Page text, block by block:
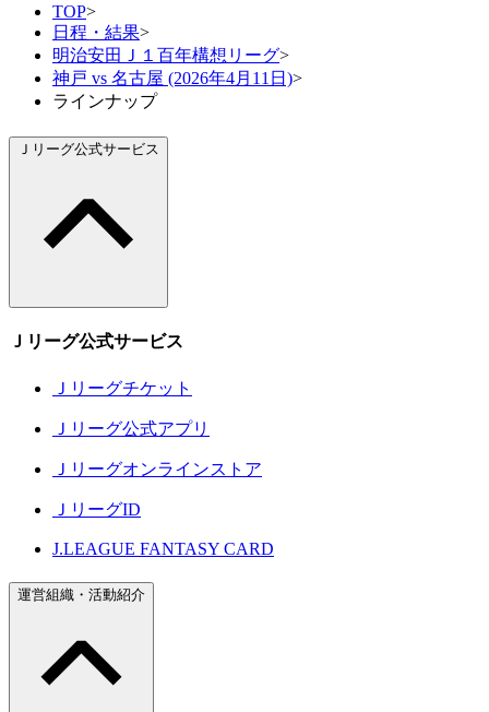
TOP>
日程・結果>
明治安田Ｊ１百年構想リーグ>
神戸 vs 名古屋 (2026年4月11日)>
ラインナップ
Ｊリーグ公式サービス
Ｊリーグ公式サービス
Ｊリーグチケット
Ｊリーグ公式アプリ
Ｊリーグオンラインストア
ＪリーグID
J.LEAGUE FANTASY CARD
運営組織・活動紹介